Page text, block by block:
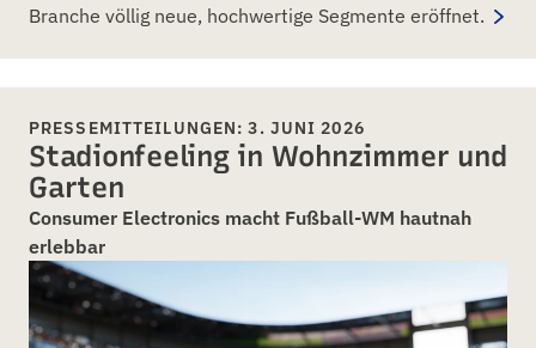
Branche völlig neue, hochwertige Segmente eröffnet.
PRESSEMITTEILUNGEN: 3. JUNI 2026
Stadionfeeling in Wohnzimmer und
Garten
Consumer Electronics macht Fußball-WM hautnah
erlebbar